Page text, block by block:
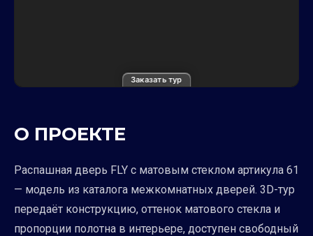
Заказать тур
О ПРОЕКТЕ
Распашная дверь FLY с матовым стеклом артикула 61
— модель из каталога межкомнатных дверей. 3D-тур
передаёт конструкцию, оттенок матового стекла и
пропорции полотна в интерьере, доступен свободный